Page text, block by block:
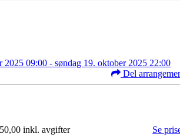
2025 09:00 - søndag 19. oktober 2025 22:00
Del
inkl. avgifter Se